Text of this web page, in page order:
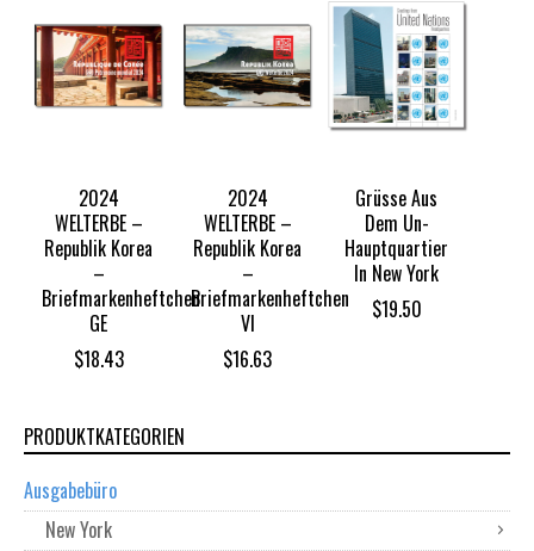
2024
WELTERBE –
Republik Korea
–
Briefmarkenheftchen
GE
$18.43
2024
WELTERBE –
Republik Korea
–
Briefmarkenheftchen
VI
$16.63
Grüsse Aus
Dem Un-
Hauptquartier
In New York
$19.50
PRODUKTKATEGORIEN
Ausgabebüro
New York